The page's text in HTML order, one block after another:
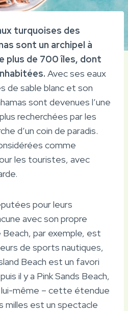
turquoises des
sont un archipel à
plus de 700 îles, dont
Avec ses eaux
de sable blanc et son
sont devenues l’une
recherchées par les
d’un coin de paradis.
comme
les touristes, avec
pour leurs
avec son propre
Beach, par exemple, est
de sports nautiques,
Beach est un favori
il y a Pink Sands Beach,
même – cette étendue
milles est un spectacle